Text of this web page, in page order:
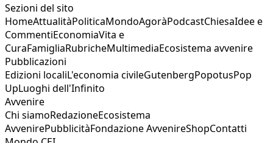
Sezioni del sito
HomeAttualitàPoliticaMondoAgoràPodcastChiesaIdee e
CommentiEconomiaVita e
CuraFamigliaRubricheMultimediaEcosistema avvenire
Pubblicazioni
Edizioni localiL'economia civileGutenbergPopotusPop
UpLuoghi dell'Infinito
Avvenire
Chi siamoRedazioneEcosistema
AvvenirePubblicitàFondazione AvvenireShopContatti